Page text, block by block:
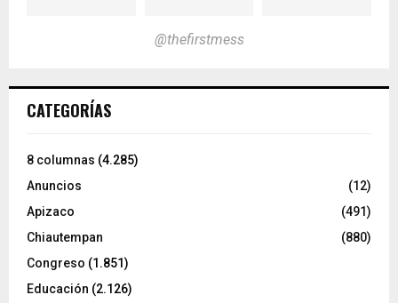
@thefirstmess
CATEGORÍAS
8 columnas (4.285)
Anuncios
(12)
Apizaco
(491)
Chiautempan
(880)
Congreso (1.851)
Educación (2.126)